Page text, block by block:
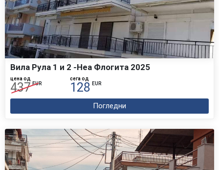
Вила Рула 1 и 2 -Неа Флогита 2025
цена од
437 EUR
сега од
128 EUR
Погледни